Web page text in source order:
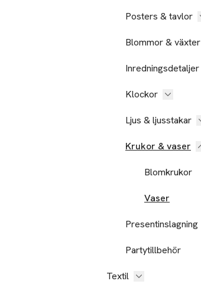
Posters & tavlor
Blommor & växter
Inredningsdetaljer
Klockor
Ljus & ljusstakar
Krukor & vaser
Blomkrukor
Vaser
Presentinslagning
Partytillbehör
Textil